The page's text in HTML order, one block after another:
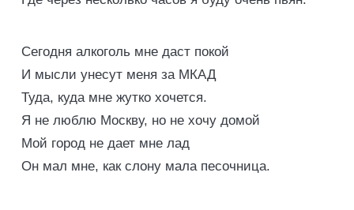
Сегодня алкоголь мне даст покой
И мысли унесут меня за МКАД
Туда, куда мне жутко хочется.
Я не люблю Москву, но не хочу домой
Мой город не дает мне лад
Он мал мне, как слону мала песочница.